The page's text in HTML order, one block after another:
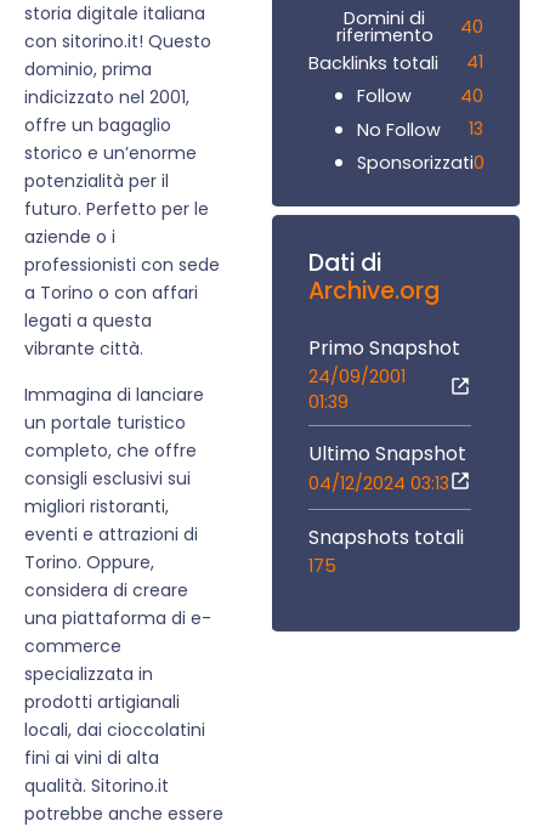
storia digitale italiana
con sitorino.it! Questo
dominio, prima
indicizzato nel 2001,
offre un bagaglio
storico e un’enorme
potenzialità per il
futuro. Perfetto per le
aziende o i
professionisti con sede
a Torino o con affari
legati a questa
vibrante città.
Immagina di lanciare
un portale turistico
completo, che offre
consigli esclusivi sui
migliori ristoranti,
eventi e attrazioni di
Torino. Oppure,
considera di creare
una piattaforma di e-
commerce
specializzata in
prodotti artigianali
locali, dai cioccolatini
fini ai vini di alta
qualità. Sitorino.it
potrebbe anche essere
Domini di
riferimento
40
Backlinks totali
41
Follow
40
No Follow
13
Sponsorizzati0
Dati di
Archive.org
Primo Snapshot
24/09/2001
01:39
Ultimo Snapshot
04/12/2024 03:13
Snapshots totali
175